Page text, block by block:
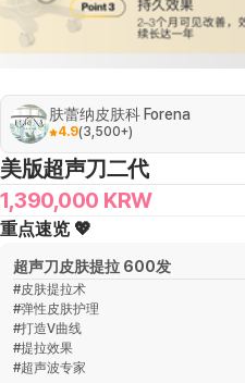
肤蕾纳皮肤科 Forena
4.9(3,500+)
美版超声刀二代
1,390,000 KRW
重点速览 💖
超声刀皮肤提拉 600发
#皮肤提拉术
#弹性皮肤护理
#打造V曲线
#提拉效果
#超声波专家